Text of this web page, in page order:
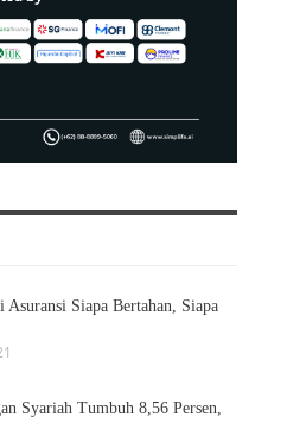
Siapa Bertahan, Siapa
Syariah Tumbuh 8,56 Persen,